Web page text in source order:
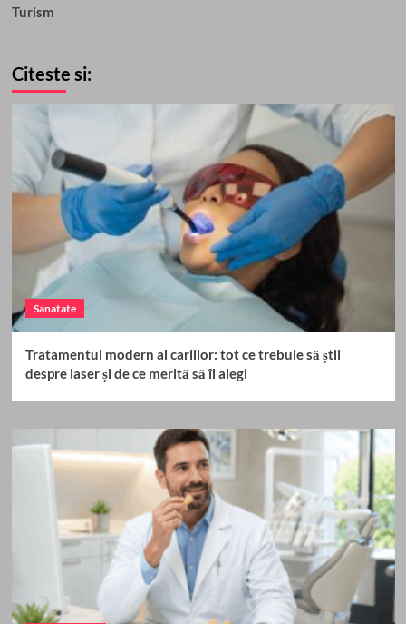
Turism
Citeste si:
Sanatate
Tratamentul modern al cariilor: tot ce trebuie să știi
despre laser și de ce merită să îl alegi